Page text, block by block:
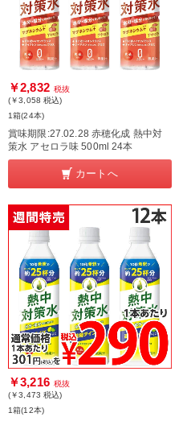
￥2,832 税抜
(￥3,058 税込)
1箱(24本)
賞味期限:27.02.28 赤穂化成 熱中対
策水 アセロラ味 500ml 24本
カートへ
￥3,216 税抜
(￥3,473 税込)
1箱(12本)